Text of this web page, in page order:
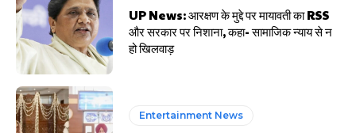
UP News: आरक्षण के मुद्दे पर मायावती का RSS
और सरकार पर निशाना, कहा- सामाजिक न्याय से न
हो खिलवाड़
Entertainment News